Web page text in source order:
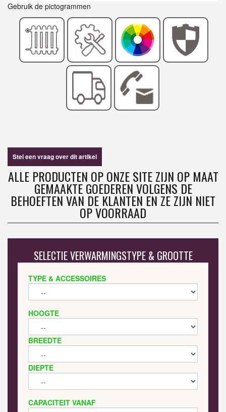
Gebruik de pictogrammen
Stel een vraag over dit artikel
ALLE PRODUCTEN OP ONZE SITE ZIJN OP MAAT
GEMAAKTE GOEDEREN VOLGENS DE
BEHOEFTEN VAN DE KLANTEN EN ZE ZIJN NIET
OP VOORRAAD
SELECTIE VERWARMINGSTYPE & GROOTTE
TYPE & ACCESSOIRES
HOOGTE
BREEDTE
DIEPTE
CAPACITEIT VANAF